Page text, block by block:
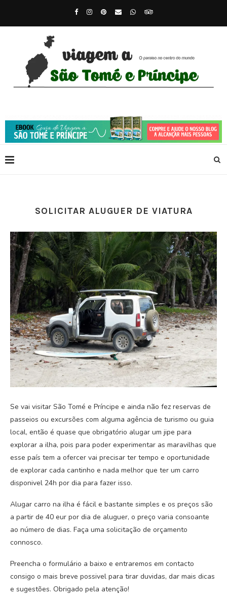
SOLICITAR ALUGUER DE VIATURA
Se vai visitar São Tomé e Príncipe e ainda não fez reservas de
passeios ou excursões com alguma agência de turismo ou guia
local, então é quase que obrigatório alugar um jipe para
explorar a ilha, pois para poder experimentar as maravilhas que
esse país tem a ofercer vai precisar ter tempo e oportunidade
de explorar cada cantinho e nada melhor que ter um carro
disponivel 24h por dia para fazer isso.
Alugar carro na ilha é fácil e bastante simples e os preços são
a partir de 40 eur por dia de aluguer, o preço varia consoante
ao número de dias. Faça uma solicitação de orçamento
connosco.
Preencha o formulário a baixo e entraremos em contacto
consigo o mais breve possivel para tirar duvidas, dar mais dicas
e sugestões. Obrigado pela atenção!